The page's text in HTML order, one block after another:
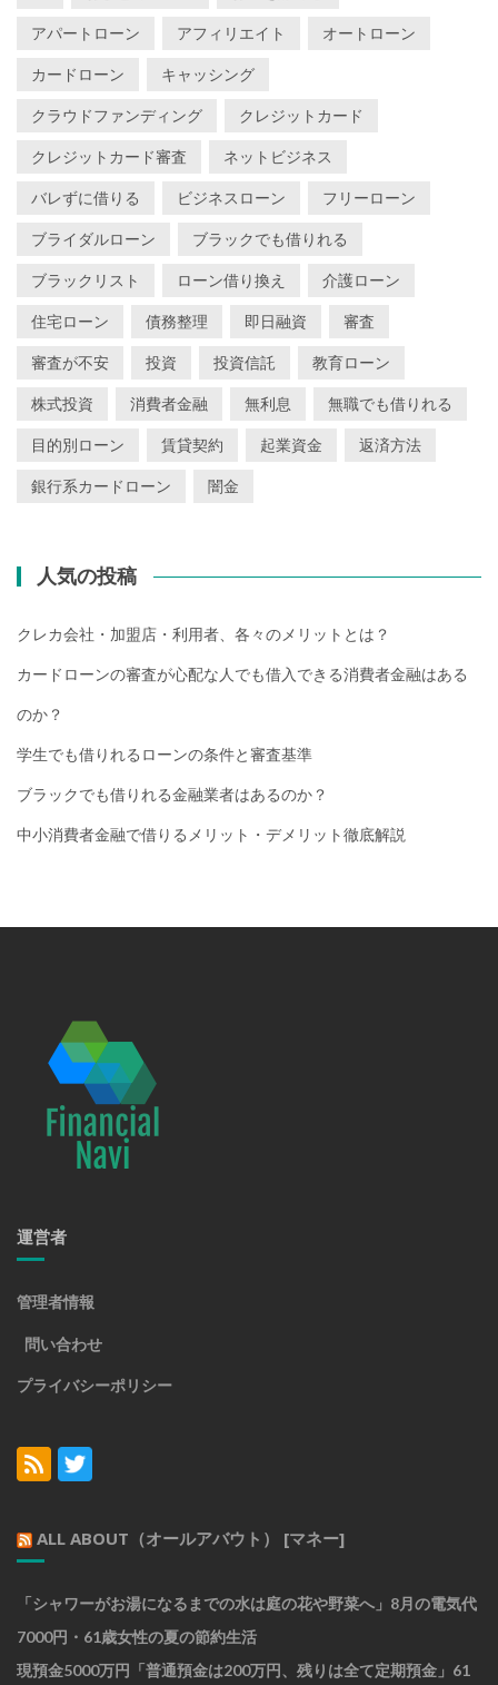
アパートローン アフィリエイト オートローン
カードローン キャッシング
クラウドファンディング クレジットカード
クレジットカード審査 ネットビジネス
バレずに借りる ビジネスローン フリーローン
ブライダルローン ブラックでも借りれる
ブラックリスト ローン借り換え 介護ローン
住宅ローン 債務整理 即日融資 審査
審査が不安 投資 投資信託 教育ローン
株式投資 消費者金融 無利息 無職でも借りれる
目的別ローン 賃貸契約 起業資金 返済方法
銀行系カードローン 闇金
人気の投稿
クレカ会社・加盟店・利用者、各々のメリットとは？
カードローンの審査が心配な人でも借入できる消費者金融はある
のか？
学生でも借りれるローンの条件と審査基準
ブラックでも借りれる金融業者はあるのか？
中小消費者金融で借りるメリット・デメリット徹底解説
運営者
管理者情報
問い合わせ
プライバシーポリシー
ALL ABOUT（オールアバウト） [マネー]
「シャワーがお湯になるまでの水は庭の花や野菜へ」8月の電気代
7000円・61歳女性の夏の節約生活
現預金5000万円「普通預金は200万円、残りは全て定期預金」61